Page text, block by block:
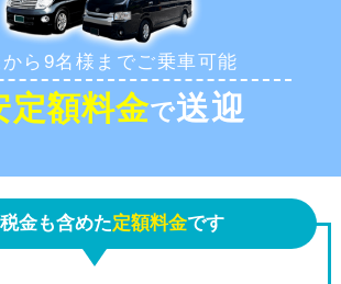
合せ 予約フォーム
ら9名様までご乗車可能
定額料金で送迎
税金も含めた定額料金です